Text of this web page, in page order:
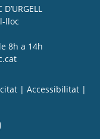
lloc
8h a 14h
| Accessibilitat |